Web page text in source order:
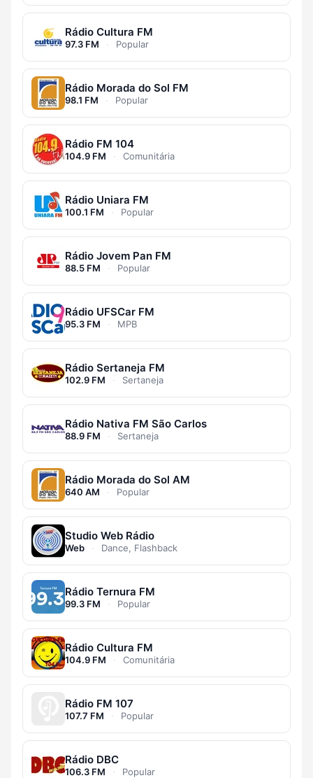
Rádio Cultura FM
97.3 FM · Popular
Rádio Morada do Sol FM
98.1 FM · Popular
Rádio FM 104
104.9 FM · Comunitária
Rádio Uniara FM
100.1 FM · Popular
Rádio Jovem Pan FM
88.5 FM · Popular
Rádio UFSCar FM
95.3 FM · MPB
Rádio Sertaneja FM
102.9 FM · Sertaneja
Rádio Nativa FM São Carlos
88.9 FM · Sertaneja
Rádio Morada do Sol AM
640 AM · Popular
Studio Web Rádio
Web · Dance, Flashback
Rádio Ternura FM
99.3 FM · Popular
Rádio Cultura FM
104.9 FM · Comunitária
Rádio FM 107
107.7 FM · Popular
Rádio DBC
106.3 FM · Popular